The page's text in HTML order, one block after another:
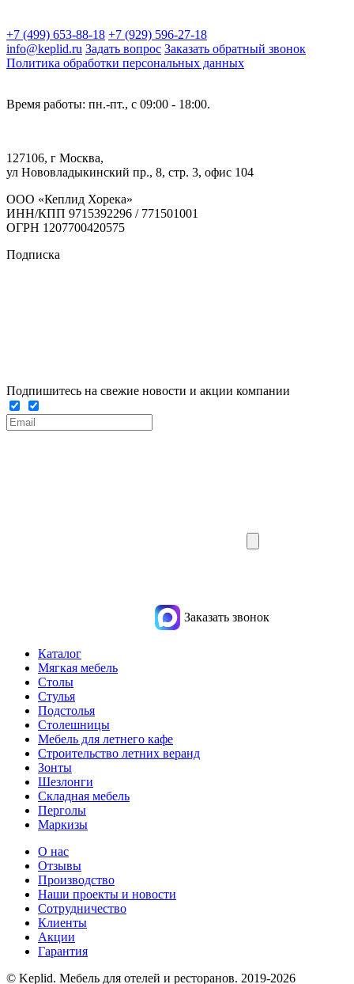
+7 (499) 653-88-18 +7 (929) 596-27-18
info@keplid.ru Задать вопрос Заказать обратный звонок
Политика обработки персональных данных
Время работы: пн.-пт., с 09:00 - 18:00.
127106, г Москва,
ул Нововладыкинский пр., 8, стр. 3, офис 104
ООО «Кеплид Хорека»
ИНН/КПП 9715392296 / 771501001
ОГРН 1207700420575
Подписка
Подпишитесь на свежие новости и акции компании
Заказать звонок
Каталог
Мягкая мебель
Столы
Стулья
Подстолья
Столешницы
Мебель для летнего кафе
Строительство летних веранд
Зонты
Шезлонги
Складная мебель
Перголы
Маркизы
О нас
Отзывы
Производство
Наши проекты и новости
Сотрудничество
Клиенты
Акции
Гарантия
© Keplid. Мебель для отелей и ресторанов. 2019-2026